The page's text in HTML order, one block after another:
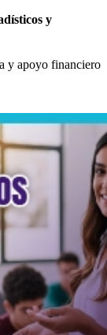
y
y apoyo financiero